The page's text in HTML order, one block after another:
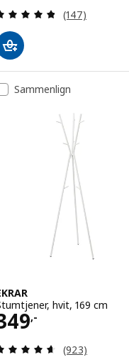
(147)
Sammenlign
hvit, 169 cm
,-
349,-
(923)